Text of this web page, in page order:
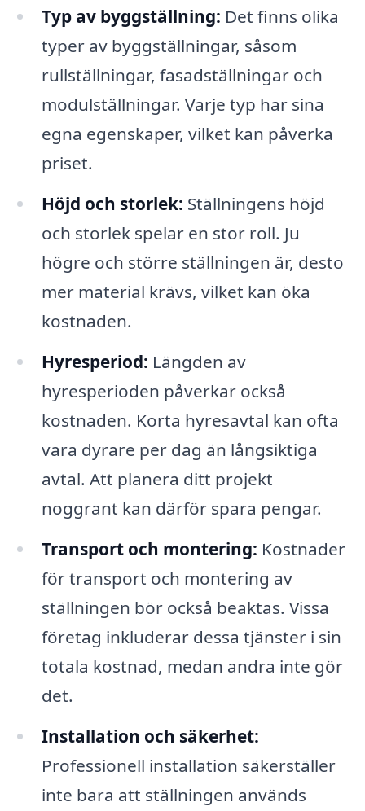
Typ av byggställning: Det finns olika
typer av byggställningar, såsom
rullställningar, fasadställningar och
modulställningar. Varje typ har sina
egna egenskaper, vilket kan påverka
priset.
Höjd och storlek: Ställningens höjd
och storlek spelar en stor roll. Ju
högre och större ställningen är, desto
mer material krävs, vilket kan öka
kostnaden.
Hyresperiod: Längden av
hyresperioden påverkar också
kostnaden. Korta hyresavtal kan ofta
vara dyrare per dag än långsiktiga
avtal. Att planera ditt projekt
noggrant kan därför spara pengar.
Transport och montering: Kostnader
för transport och montering av
ställningen bör också beaktas. Vissa
företag inkluderar dessa tjänster i sin
totala kostnad, medan andra inte gör
det.
Installation och säkerhet:
Professionell installation säkerställer
inte bara att ställningen används